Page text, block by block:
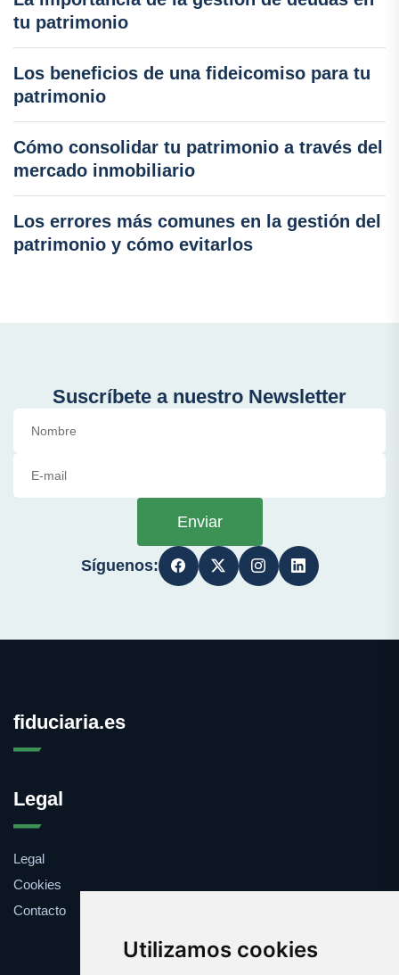
Utilizamos cookies
tu patrimonio
Los beneficios de una fideicomiso para tu
patrimonio
Cómo consolidar tu patrimonio a través del
mercado inmobiliario
Los errores más comunes en la gestión del
patrimonio y cómo evitarlos
Suscríbete a nuestro Newsletter
Enviar
Síguenos:
fiduciaria.es
Legal
Legal
Cookies
Contacto